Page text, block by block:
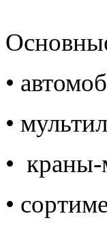
•
•
• краны-
•